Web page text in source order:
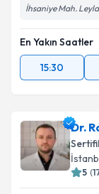
İhsaniye Mah.
En Yakın Saatler
15:30
Dr.
5 (